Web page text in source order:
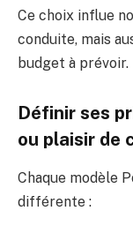
Ce choix influe
conduite, mais
budget à prévoir.
Définir ses
ou plaisir de
Chaque modèle
différente :